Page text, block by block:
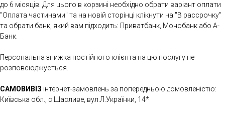
до 6 місяців. Для цього в корзині необхідно обрати варіант оплати
"Оплата частинами" та на новій сторінці клікнути на "В рассрочку"
та обрати банк, який вам підходить: Приватбанк, Монобанк або А-
Банк.
Персональна знижка постійного клієнта на цю послугу не
розповсюджується.
САМОВИВІЗ інтернет-замовлень за попередньою домовленістю:
Київська обл., с.Щасливе, вул.Л.Українки, 14*